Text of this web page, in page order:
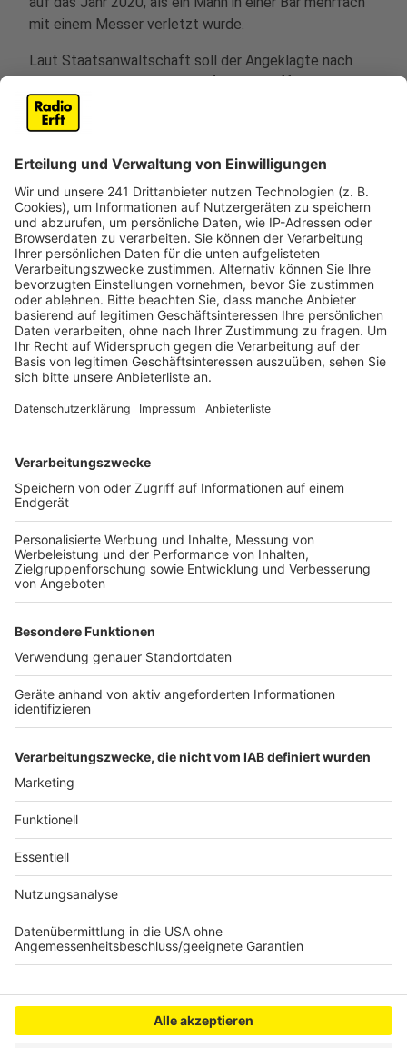
mit einem Messer verletzt wurde.
Laut Staatsanwaltschaft soll der Angeklagte nach
einem Streit das spätere Opfer angegriffen haben.
Das Opfer soll zuvor den Angeklagten attackiert
haben.
Bereits vor knapp zwei Jahren war der 47-jährige
Angeklagte vom Landgericht Köln zu zweieinhalb
Jahren Haft verurteilt worden. Die Richter hatten
damals entschieden, dass keine Notwehr vorlag.
Der Angeklagte legte jedoch Revision ein – mit Erfolg.
Der Bundesgerichtshof hob das Urteil auf, da im
ursprünglichen Prozess nicht ausreichend geklärt
wurde, ob der Angeklagte hätte flüchten oder Hilfe
holen können. Die Begründung, warum keine Notwehr
vorlag, sei nicht ausreichend gewesen.
Nun wird der Fall vor dem Kölner Landgericht erneut
Anzeige
Weitere Themen von Rhein und Erft
Anzeige
Vier Haftbefehle am Flughafen Köln/Bonn
Parkpalette mit Fahrradparkplätzen in Weiden-
West geplant
Mann stirbt nach Polizeieinsatz in Köln
Anzeige
Anzeige